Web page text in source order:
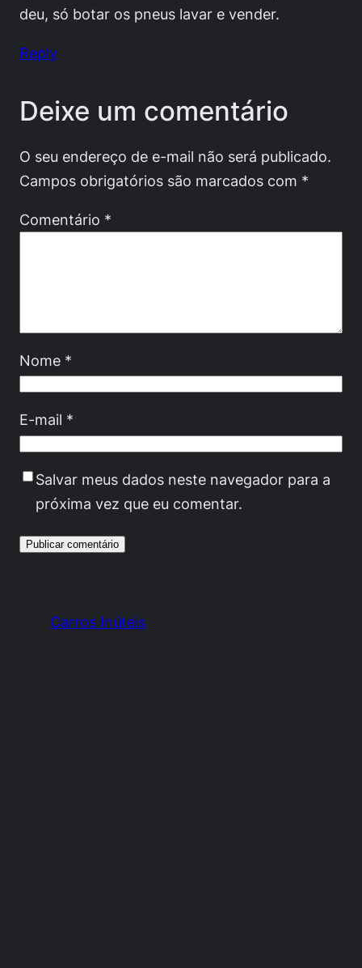
deu, só botar os pneus lavar e vender.
Reply
Deixe um comentário
O seu endereço de e-mail não será publicado.
Campos obrigatórios são marcados com *
Comentário *
Nome *
E-mail *
Salvar meus dados neste navegador para a
próxima vez que eu comentar.
Carros Inúteis